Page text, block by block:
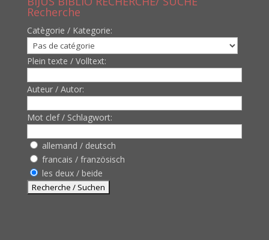
Recherche
Catègorie / Kategorie:
Plein texte / Volltext:
Auteur / Autor:
Mot clef / Schlagwort:
allemand / deutsch
francais / französisch
les deux / beide